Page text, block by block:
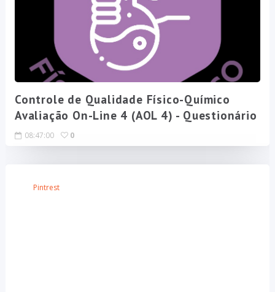
Controle de Qualidade Físico-Químico
Avaliação On-Line 4 (AOL 4) - Questionário
08:47:00 0
Pintrest